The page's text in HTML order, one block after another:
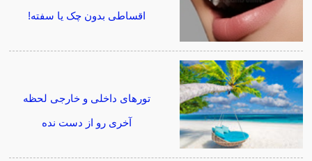
اقساطی بدون چک یا سفته!
تورهای داخلی و خارجی لحظه
آخری رو از دست نده